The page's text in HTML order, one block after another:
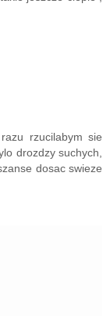
rzucilabym sie
drozdzy suchych,
dosac swieze